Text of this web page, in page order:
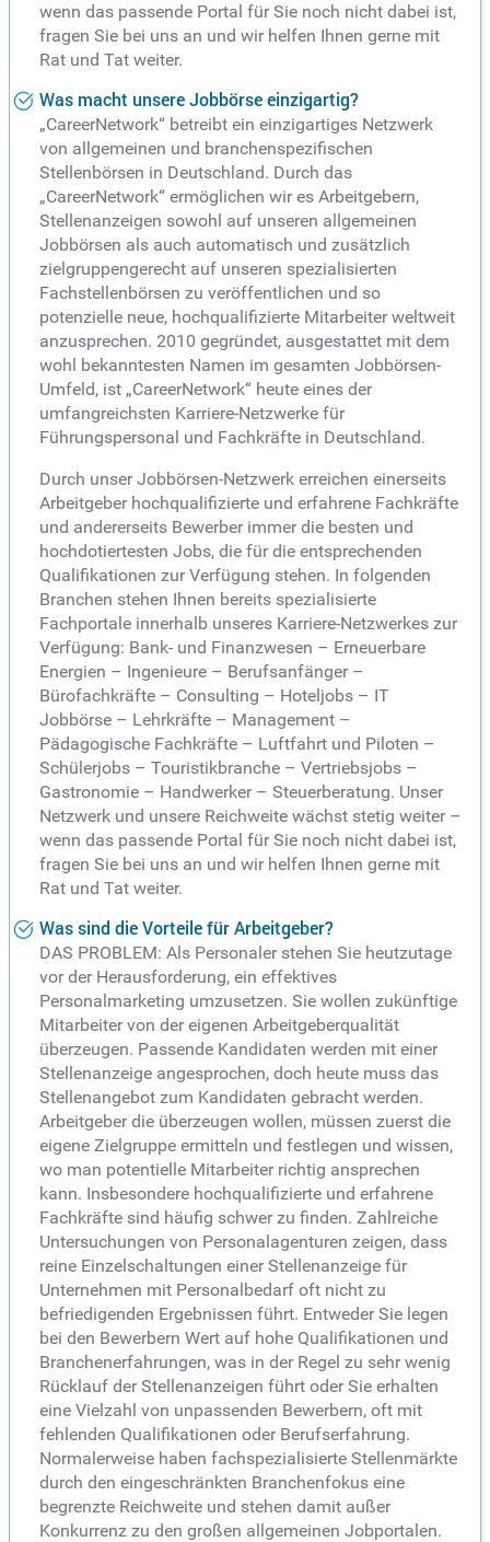
wenn das passende Portal für Sie noch nicht dabei ist,
fragen Sie bei uns an und wir helfen Ihnen gerne mit
Rat und Tat weiter.
Was macht unsere Jobbörse einzigartig?
„CareerNetwork“ betreibt ein einzigartiges Netzwerk
von allgemeinen und branchenspezifischen
Stellenbörsen in Deutschland. Durch das
„CareerNetwork“ ermöglichen wir es Arbeitgebern,
Stellenanzeigen sowohl auf unseren allgemeinen
Jobbörsen als auch automatisch und zusätzlich
zielgruppengerecht auf unseren spezialisierten
Fachstellenbörsen zu veröffentlichen und so
potenzielle neue, hochqualifizierte Mitarbeiter weltweit
anzusprechen. 2010 gegründet, ausgestattet mit dem
wohl bekanntesten Namen im gesamten Jobbörsen-
Umfeld, ist „CareerNetwork“ heute eines der
umfangreichsten Karriere-Netzwerke für
Führungspersonal und Fachkräfte in Deutschland.
Durch unser Jobbörsen-Netzwerk erreichen einerseits
Arbeitgeber hochqualifizierte und erfahrene Fachkräfte
und andererseits Bewerber immer die besten und
hochdotiertesten Jobs, die für die entsprechenden
Qualifikationen zur Verfügung stehen. In folgenden
Branchen stehen Ihnen bereits spezialisierte
Fachportale innerhalb unseres Karriere-Netzwerkes zur
Verfügung: Bank- und Finanzwesen – Erneuerbare
Energien – Ingenieure – Berufsanfänger –
Bürofachkräfte – Consulting – Hoteljobs – IT
Jobbörse – Lehrkräfte – Management –
Pädagogische Fachkräfte – Luftfahrt und Piloten –
Schülerjobs – Touristikbranche – Vertriebsjobs –
Gastronomie – Handwerker – Steuerberatung. Unser
Netzwerk und unsere Reichweite wächst stetig weiter –
wenn das passende Portal für Sie noch nicht dabei ist,
fragen Sie bei uns an und wir helfen Ihnen gerne mit
Rat und Tat weiter.
Was sind die Vorteile für Arbeitgeber?
DAS PROBLEM: Als Personaler stehen Sie heutzutage
vor der Herausforderung, ein effektives
Personalmarketing umzusetzen. Sie wollen zukünftige
Mitarbeiter von der eigenen Arbeitgeberqualität
überzeugen. Passende Kandidaten werden mit einer
Stellenanzeige angesprochen, doch heute muss das
Stellenangebot zum Kandidaten gebracht werden.
Arbeitgeber die überzeugen wollen, müssen zuerst die
eigene Zielgruppe ermitteln und festlegen und wissen,
wo man potentielle Mitarbeiter richtig ansprechen
kann. Insbesondere hochqualifizierte und erfahrene
Fachkräfte sind häufig schwer zu finden. Zahlreiche
Untersuchungen von Personalagenturen zeigen, dass
reine Einzelschaltungen einer Stellenanzeige für
Unternehmen mit Personalbedarf oft nicht zu
befriedigenden Ergebnissen führt. Entweder Sie legen
bei den Bewerbern Wert auf hohe Qualifikationen und
Branchenerfahrungen, was in der Regel zu sehr wenig
Rücklauf der Stellenanzeigen führt oder Sie erhalten
eine Vielzahl von unpassenden Bewerbern, oft mit
fehlenden Qualifikationen oder Berufserfahrung.
Normalerweise haben fachspezialisierte Stellenmärkte
durch den eingeschränkten Branchenfokus eine
begrenzte Reichweite und stehen damit außer
Konkurrenz zu den großen allgemeinen Jobportalen.